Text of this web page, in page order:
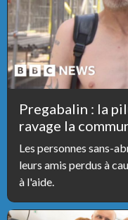
Pregabalin : la
ravage la
Les personnes sans-
leurs amis perdus à
à l'aide.